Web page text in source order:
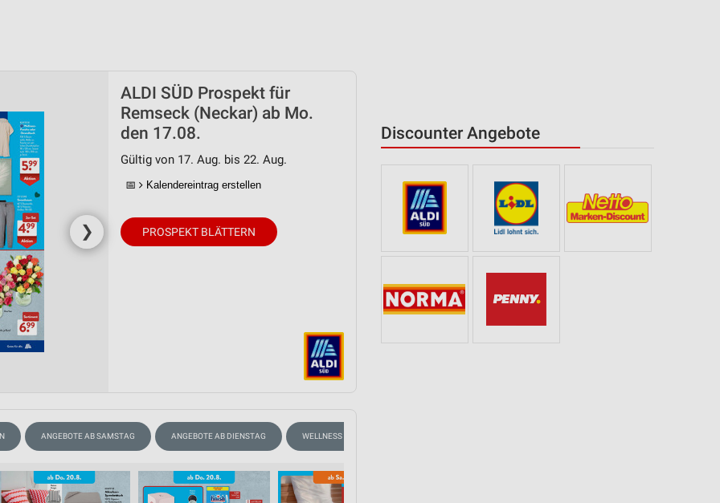
Discounter Angebote
❯
ALDI SÜD Prospekt für
Remseck (Neckar) ab Mo.
den 17.08.
Gültig von 17. Aug. bis 22. Aug.
📅 Kalendereintrag erstellen
PROSPEKT BLÄTTERN
ANGEBOTE AB SAMSTAG ANGEBOTE AB DIENSTAG WELLNESS FÜR ZUHAUSE